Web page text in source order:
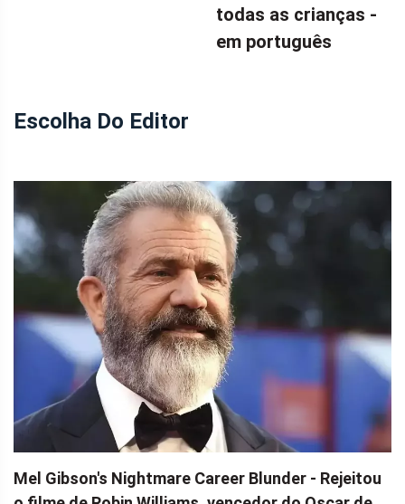
todas as crianças -
em português
Escolha Do Editor
Mel Gibson's Nightmare Career Blunder - Rejeitou